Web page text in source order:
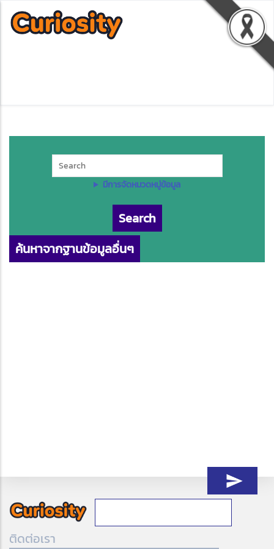
ค้นหาจากฐานข้อมูลอื่นๆ
มีการจัดหมวดหมู่ข้อมูล
ติดต่อเรา